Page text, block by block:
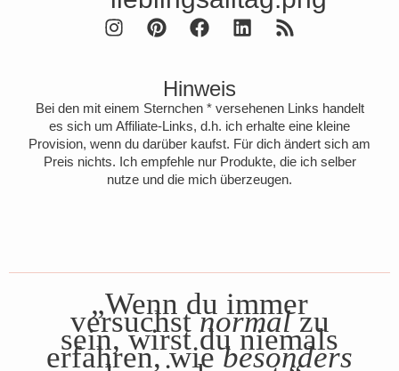
Hinweis
Bei den mit einem Sternchen * versehenen Links handelt
es sich um Affiliate-Links, d.h. ich erhalte eine kleine
Provision, wenn du darüber kaufst. Für dich ändert sich am
Preis nichts. Ich empfehle nur Produkte, die ich selber
nutze und die mich überzeugen.
„Wenn du immer
versuchstnormalzu
sein, wirst du niemals
erfahren, wiebesonders